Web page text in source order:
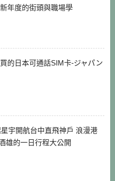
年度的街頭與職場學
的日本可通話SIM卡-ジャパン
宇開航台中直飛神戶 浪漫港
雄的一日行程大公開